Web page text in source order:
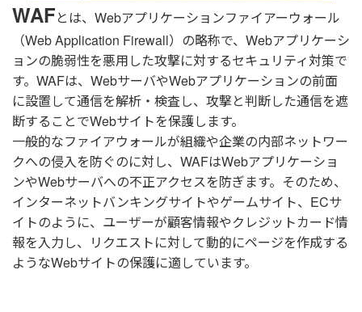
WAFとは、Webアプリケーションファイアーウォール
（Web Application Firewall）の略称で、Webアプリケーシ
ョンの脆弱性を悪用した攻撃に対するセキュリティ対策で
す。WAFは、WebサーバやWebアプリケーションの前面
に設置して通信を解析・検査し、攻撃と判断した通信を遮
断することでWebサイトを保護します。
一般的なファイアウォールが組織や企業の内部ネットワー
クへの侵入を防ぐのに対し、WAFはWebアプリケーショ
ンやWebサーバへの不正アクセスを防ぎます。そのため、
インターネットバンキングサイトやゲームサイト、ECサ
イトのように、ユーザーが顧客情報やクレジットカード情
報を入力し、リクエストに対して動的にページを作成する
ようなWebサイトの保護に適しています。